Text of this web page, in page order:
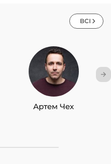
ВСІ
Артем Чех